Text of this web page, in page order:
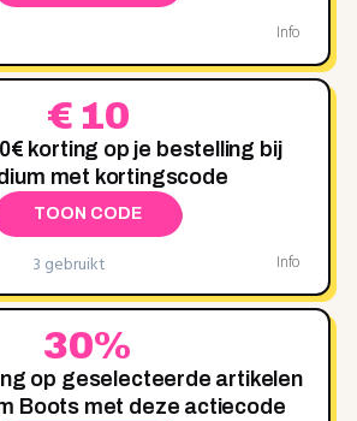
Info
€ 10
korting op je bestelling bij
met kortingscode
TOON CODE
3 gebruikt Info
30%
op geselecteerde artikelen
Boots met deze actiecode